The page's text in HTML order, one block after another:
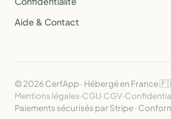
Aide & Contact
© 2026 CerfApp · Hébergé en France
Mentions légales·CGU·CGV·
Paiements sécurisés par Stripe ·